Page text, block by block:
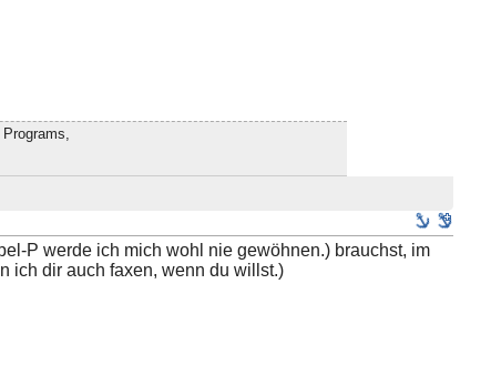
P werde ich mich wohl nie gewöhnen.) brauchst, im
ich dir auch faxen, wenn du willst.)